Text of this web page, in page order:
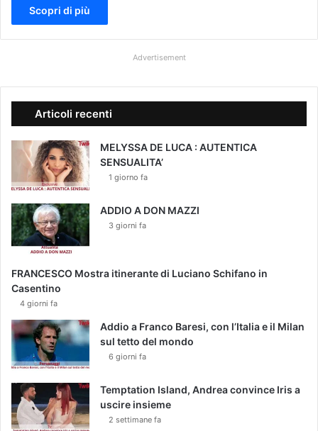
Scopri di più
Advertisement
Articoli recenti
MELYSSA DE LUCA : AUTENTICA
SENSUALITA’
1 giorno fa
ADDIO A DON MAZZI
3 giorni fa
FRANCESCO Mostra itinerante di Luciano Schifano in
Casentino
4 giorni fa
Addio a Franco Baresi, con l’Italia e il Milan
sul tetto del mondo
6 giorni fa
Temptation Island, Andrea convince Iris a
uscire insieme
2 settimane fa